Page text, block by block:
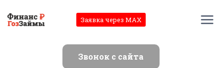
Заявка через MAX
Звонок с сайта